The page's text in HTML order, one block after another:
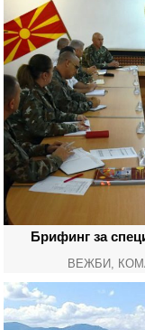
Брифинг за
ВЕЖБИ,